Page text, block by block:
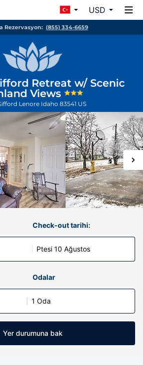
USD
Rezervasyon: (855) 334-6659
Retreat w/ Scenic
Views
Lenore Idaho 83541 US
Check-out tarihi:
Ptesi 10 Ağustos
Odalar
1 Oda
Yer durumuna bak